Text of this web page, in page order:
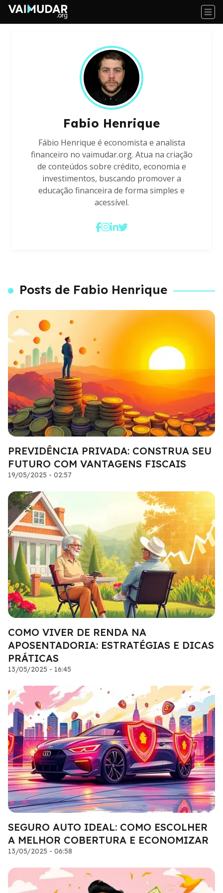
Fabio Henrique
Fábio Henrique é economista e analista
financeiro no vaimudar.org. Atua na criação
de conteúdos sobre crédito, economia e
investimentos, buscando promover a
educação financeira de forma simples e
acessível.
Posts de Fabio Henrique
PREVIDÊNCIA PRIVADA: CONSTRUA SEU
FUTURO COM VANTAGENS FISCAIS
19/05/2025 - 02:57
COMO VIVER DE RENDA NA
APOSENTADORIA: ESTRATÉGIAS E DICAS
PRÁTICAS
13/05/2025 - 16:45
SEGURO AUTO IDEAL: COMO ESCOLHER
A MELHOR COBERTURA E ECONOMIZAR
13/05/2025 - 06:58